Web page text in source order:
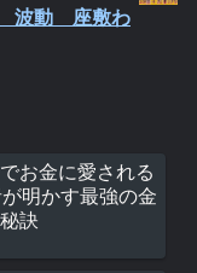
波動 座敷わ
お金に愛される
明かす最強の金
訣